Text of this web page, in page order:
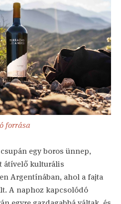
forrása
egy boros ünnep,
átívelő kulturális
Argentínában, ahol a fajta
A naphoz kapcsolódó